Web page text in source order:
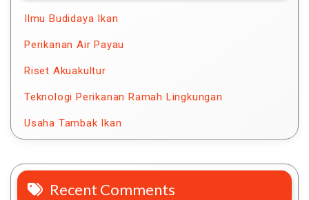
Ilmu Budidaya Ikan
Perikanan Air Payau
Riset Akuakultur
Teknologi Perikanan Ramah Lingkungan
Usaha Tambak Ikan
Recent Comments